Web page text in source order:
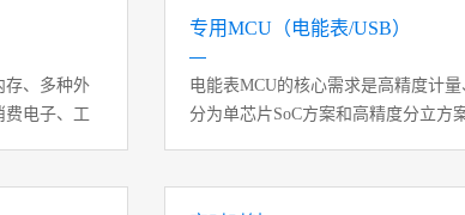
存、多种外
费电子、工
专用MCU（电能表/USB）
电能表MCU的核心需求是高精度计
分为单芯片SoC方案和高精度分立方